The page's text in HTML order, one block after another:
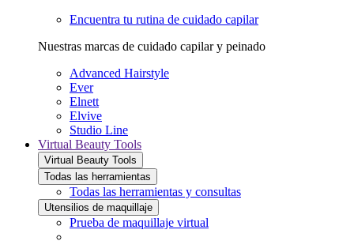
Encuentra tu rutina de cuidado capilar
Nuestras marcas de cuidado capilar y peinado
Advanced Hairstyle
Ever
Elnett
Elvive
Studio Line
Virtual Beauty Tools
Virtual Beauty Tools
Todas las herramientas
Todas las herramientas y consultas
Utensilios de maquillaje
Prueba de maquillaje virtual